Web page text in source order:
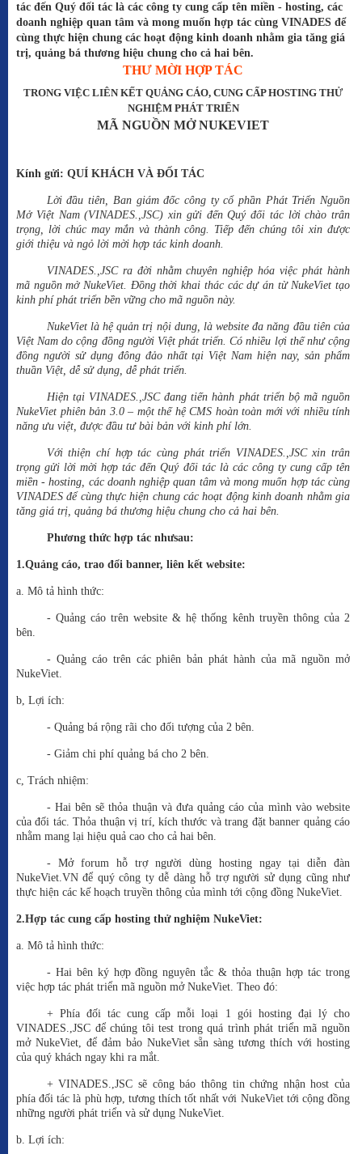
tác đến Quý đối tác là các công ty cung cấp tên miền - hosting, các
doanh nghiệp quan tâm và mong muốn hợp tác cùng VINADES để
cùng thực hiện chung các hoạt động kinh doanh nhằm gia tăng giá
trị, quảng bá thương hiệu chung cho cả hai bên.
THƯ MỜI HỢP TÁC
TRONG VIỆC LIÊN KẾT QUẢNG CÁO, CUNG CẤP HOSTING THỬ
NGHIỆM PHÁT TRIỂN
MÃ NGUỒN MỞ NUKEVIET
Kính gửi: QUÍ KHÁCH VÀ ĐỐI TÁC
Lời đầu tiên, Ban giám đốc công ty cổ phần Phát Triển Nguồn
Mở Việt Nam (VINADES.,JSC) xin gửi đến Quý đối tác lời chào trân
trọng, lời chúc may mắn và thành công. Tiếp đến chúng tôi xin được
giới thiệu và ngỏ lời mời hợp tác kinh doanh.
VINADES.,JSC ra đời nhằm chuyên nghiệp hóa việc phát hành
mã nguồn mở NukeViet. Đồng thời khai thác các dự án từ NukeViet tạo
kinh phí phát triển bền vững cho mã nguồn này.
NukeViet là hệ quản trị nội dung, là website đa năng đầu tiên của
Việt Nam do cộng đồng người Việt phát triển. Có nhiều lợi thế như cộng
đồng người sử dụng đông đảo nhất tại Việt Nam hiện nay, sản phẩm
thuần Việt, dễ sử dụng, dễ phát triển.
Hiện tại VINADES.,JSC đang tiến hành phát triển bộ mã nguồn
NukeViet phiên bản 3.0 – một thế hệ CMS hoàn toàn mới với nhiều tính
năng ưu việt, được đầu tư bài bản với kinh phí lớn.
Với thiện chí hợp tác cùng phát triển VINADES.,JSC xin trân
trọng gửi lời mời hợp tác đến Quý đối tác là các công ty cung cấp tên
miền - hosting, các doanh nghiệp quan tâm và mong muốn hợp tác cùng
VINADES để cùng thực hiện chung các hoạt động kinh doanh nhằm gia
tăng giá trị, quảng bá thương hiệu chung cho cả hai bên.
Phương thức hợp tác nhưsau:
1.Quảng cáo, trao đổi banner, liên kết website:
a. Mô tả hình thức:
- Quảng cáo trên website & hệ thống kênh truyền thông của 2
bên.
- Quảng cáo trên các phiên bản phát hành của mã nguồn mở
NukeViet.
b, Lợi ích:
- Quảng bá rộng rãi cho đối tượng của 2 bên.
- Giảm chi phí quảng bá cho 2 bên.
c, Trách nhiệm:
- Hai bên sẽ thỏa thuận và đưa quảng cáo của mình vào website
của đối tác. Thỏa thuận vị trí, kích thước và trang đặt banner quảng cáo
nhằm mang lại hiệu quả cao cho cả hai bên.
- Mở forum hỗ trợ người dùng hosting ngay tại diễn đàn
NukeViet.VN để quý công ty dễ dàng hỗ trợ người sử dụng cũng như
thực hiện các kế hoạch truyền thông của mình tới cộng đồng NukeViet.
2.Hợp tác cung cấp hosting thử nghiệm NukeViet:
a. Mô tả hình thức:
- Hai bên ký hợp đồng nguyên tắc & thỏa thuận hợp tác trong
việc hợp tác phát triển mã nguồn mở NukeViet. Theo đó:
+ Phía đối tác cung cấp mỗi loại 1 gói hosting đại lý cho
VINADES.,JSC để chúng tôi test trong quá trình phát triển mã nguồn
mở NukeViet, để đảm bảo NukeViet sẵn sàng tương thích với hosting
của quý khách ngay khi ra mắt.
+ VINADES.,JSC sẽ công báo thông tin chứng nhận host của
phía đối tác là phù hợp, tương thích tốt nhất với NukeViet tới cộng đồng
những người phát triển và sử dụng NukeViet.
b. Lợi ích: